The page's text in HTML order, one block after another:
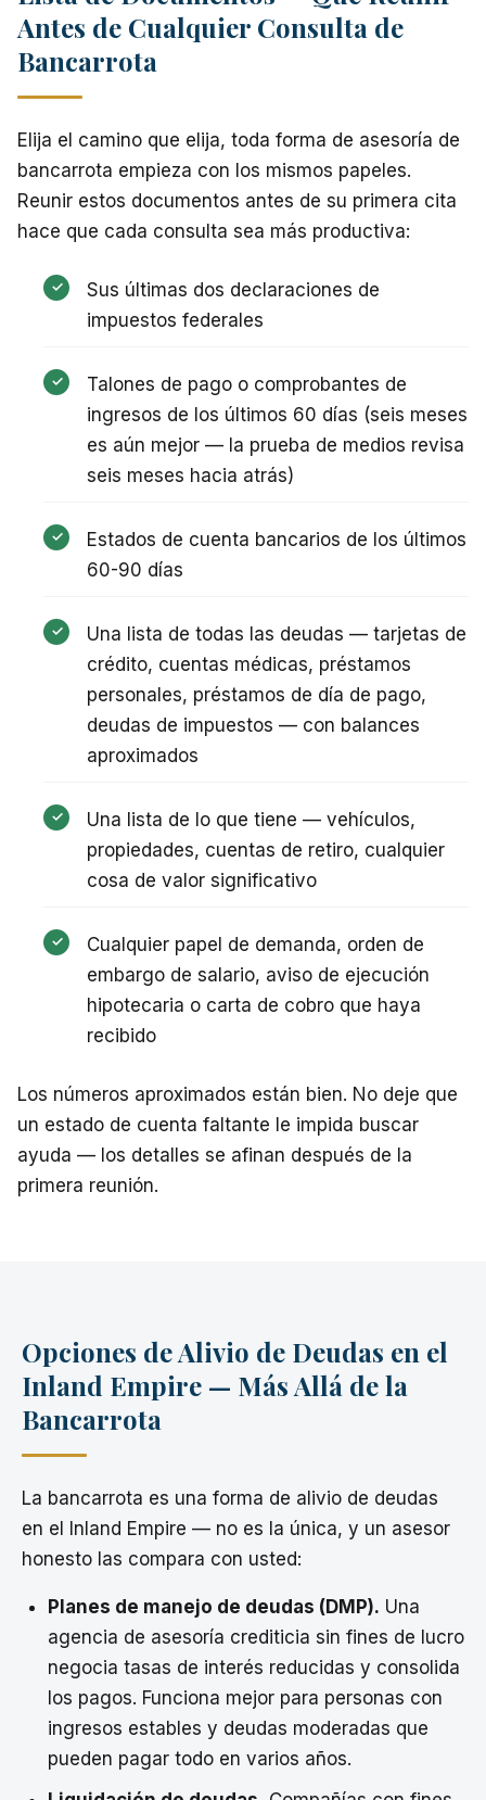
Antes de Cualquier Consulta de
Bancarrota
Elija el camino que elija, toda forma de asesoría de
bancarrota empieza con los mismos papeles.
Reunir estos documentos antes de su primera cita
hace que cada consulta sea más productiva:
Sus últimas dos declaraciones de
impuestos federales
Talones de pago o comprobantes de
ingresos de los últimos 60 días (seis meses
es aún mejor — la prueba de medios revisa
seis meses hacia atrás)
Estados de cuenta bancarios de los últimos
60-90 días
Una lista de todas las deudas — tarjetas de
crédito, cuentas médicas, préstamos
personales, préstamos de día de pago,
deudas de impuestos — con balances
aproximados
Una lista de lo que tiene — vehículos,
propiedades, cuentas de retiro, cualquier
cosa de valor significativo
Cualquier papel de demanda, orden de
embargo de salario, aviso de ejecución
hipotecaria o carta de cobro que haya
recibido
Los números aproximados están bien. No deje que
un estado de cuenta faltante le impida buscar
ayuda — los detalles se afinan después de la
primera reunión.
Opciones de Alivio de Deudas en el
Inland Empire — Más Allá de la
Bancarrota
La bancarrota es una forma de alivio de deudas
en el Inland Empire — no es la única, y un asesor
honesto las compara con usted:
Planes de manejo de deudas (DMP). Una
agencia de asesoría crediticia sin fines de lucro
negocia tasas de interés reducidas y consolida
los pagos. Funciona mejor para personas con
ingresos estables y deudas moderadas que
pueden pagar todo en varios años.